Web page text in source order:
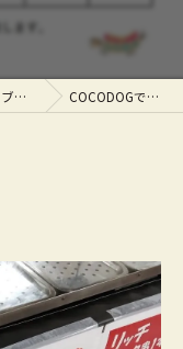
ブログ COCODOGです。